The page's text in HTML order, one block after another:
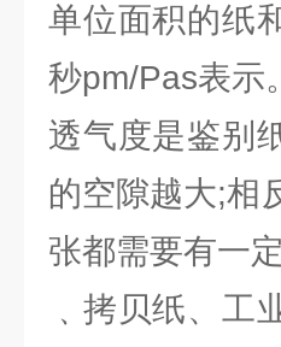
单位面积的纸
秒pm/Pas表示。
透气度是鉴别
的空隙越大;相
张都需要有一
﹑拷贝纸、工